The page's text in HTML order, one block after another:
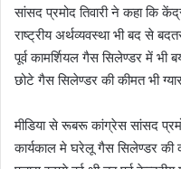
सांसद प्रमोद तिवारी ने कहा कि
राष्ट्रीय अर्थव्यवस्था भी बद से
पूर्व कामर्शियल गैस सिलेण्डर में भी
छोटे गैस सिलेण्डर की कीमत भी
मीडिया से रूबरू कांग्रेस सांसद
कार्यकाल मे घरेलू गैस सिलेण्डर की